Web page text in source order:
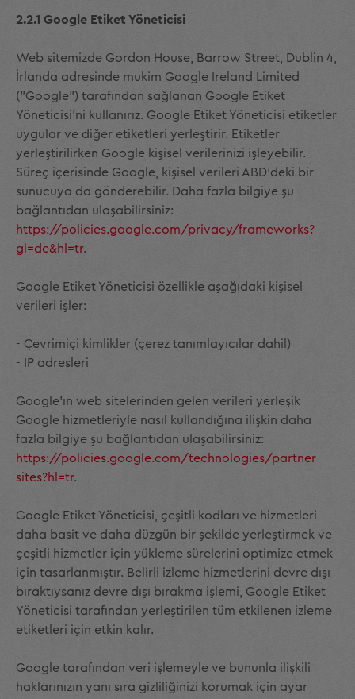
2.2.1 Google Etiket Yöneticisi
Web sitemizde Gordon House, Barrow Street, Dublin 4,
İrlanda adresinde mukim Google Ireland Limited
("Google") tarafından sağlanan Google Etiket
Yöneticisi'ni kullanırız. Google Etiket Yöneticisi etiketler
uygular ve diğer etiketleri yerleştirir. Etiketler
yerleştirilirken Google kişisel verilerinizi işleyebilir.
Süreç içerisinde Google, kişisel verileri ABD'deki bir
sunucuya da gönderebilir. Daha fazla bilgiye şu
bağlantıdan ulaşabilirsiniz:
https://policies.google.com/privacy/frameworks?
gl=de&hl=tr.
Google Etiket Yöneticisi özellikle aşağıdaki kişisel
verileri işler:
- Çevrimiçi kimlikler (çerez tanımlayıcılar dahil)
- IP adresleri
Google'ın web sitelerinden gelen verileri yerleşik
Google hizmetleriyle nasıl kullandığına ilişkin daha
fazla bilgiye şu bağlantıdan ulaşabilirsiniz:
https://policies.google.com/technologies/partner-
sites?hl=tr.
Google Etiket Yöneticisi, çeşitli kodları ve hizmetleri
daha basit ve daha düzgün bir şekilde yerleştirmek ve
çeşitli hizmetler için yükleme sürelerini optimize etmek
için tasarlanmıştır. Belirli izleme hizmetlerini devre dışı
bıraktıysanız devre dışı bırakma işlemi, Google Etiket
Yöneticisi tarafından yerleştirilen tüm etkilenen izleme
etiketleri için etkin kalır.
Google tarafından veri işlemeyle ve bununla ilişkili
haklarınızın yanı sıra gizliliğinizi korumak için ayar